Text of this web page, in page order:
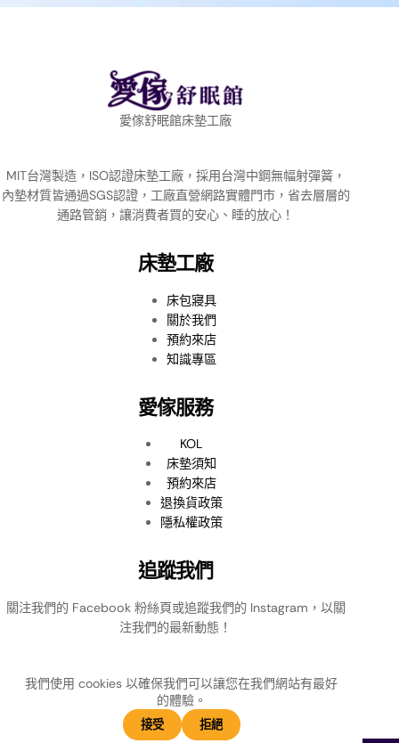
我們使用 cookies 以確保我們可以讓您在我們網站有最好
的體驗。
接受 拒絕
愛傢舒眠館床墊工廠
MIT台灣製造，ISO認證床墊工廠，採用台灣中鋼無幅射彈簧，
內墊材質皆通過SGS認證，工廠直營網路實體門市，省去層層的
通路管銷，讓消費者買的安心、睡的放心！
床墊工廠
床包寢具
關於我們
預約來店
知識專區
愛傢服務
KOL
床墊須知
預約來店
退換貨政策
隱私權政策
追蹤我們
關注我們的 Facebook 粉絲頁或追蹤我們的 Instagram，以關
注我們的最新動態！